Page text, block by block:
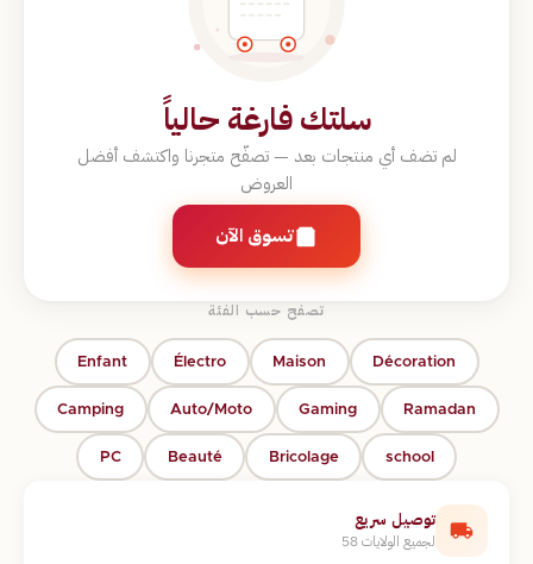
سلتك فارغة حالياً
لم تضف أي منتجات بعد — تصفّح متجرنا واكتشف أفضل
العروض
تسوق الآن
تصفح حسب الفئة
Décoration
Maison
Électro
Enfant
Ramadan
Gaming
Auto/Moto
Camping
school
Bricolage
Beauté
PC
توصيل سريع
لجميع الولايات 58